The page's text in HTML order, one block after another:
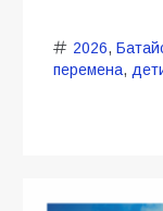
2026,
перемена,